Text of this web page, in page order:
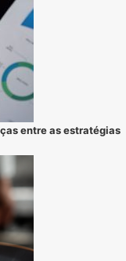
entre as estratégias